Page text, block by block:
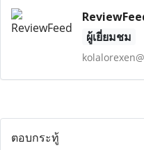
ผู้เยี่ยมชม
ตอบกระทู้